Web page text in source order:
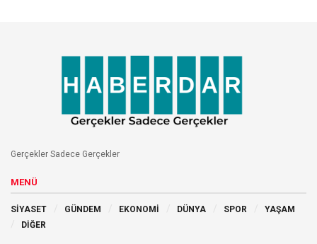
Gerçekler Sadece Gerçekler
MENÜ
SİYASET GÜNDEM EKONOMİ DÜNYA SPOR
YAŞAM
DİĞER